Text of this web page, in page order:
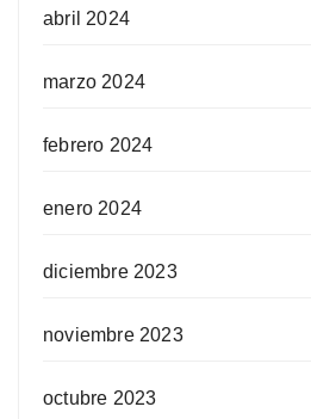
abril 2024
marzo 2024
febrero 2024
enero 2024
diciembre 2023
noviembre 2023
octubre 2023